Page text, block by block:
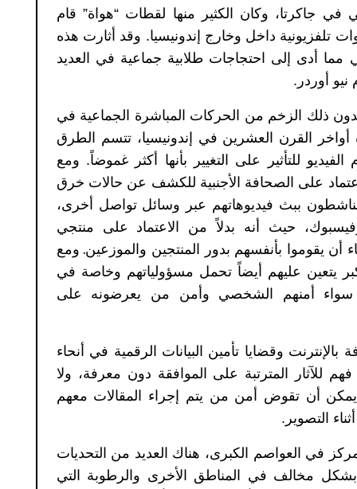
في جاكرتا، وكان الكثير منها لقطات “هواة” قام
تلفزيونية داخل وخارج إندونيسيا. وقد أثارت هذه
أدى إلى احتجاجات طلابية جماعية في العديد
أوردر .
ذلك الزخم من الحركات المباشرة الجماعية في
القرن العشرين في إندونيسيا، تتسم الطرق
للتأثير على التغيير بأنها أكثر غموضاً. ومع
على الصحافة الأجنبية للكشف عن حالات خرق
ببث فيديوهاتهم عبر وسائل تواصل أخرى،
حيث أنه بدلاً من الاعتماد على منتجي
يقوموا بأنفسهم بدور المنتجين والموزعين. ومع
يتعين عليهم أيضاً تحمل مسؤولياتهم وخاصة في
سواء أمنهم الشخصي وأمن من يعرضونه على
وقضايا تأمين البيانات الرقمية في أنحاء
للآثار المترتبة على الموافقة دون معرفة، ولا
أن تقوض أمن من يتم إجراء المقالات معهم
التصوير .
في العواصم الكبرى، هناك العديد من التحديات
بشكل مخالف في المناطق الأخرى والرطوبة التي